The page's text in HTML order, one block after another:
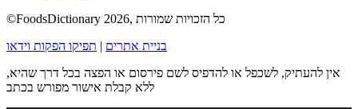
©FoodsDictionary 2026, כל הזכויות שמורות
בניית אתרים
תפיקו הפקות וידאו
אין להעתיק, לשכפל או להדפיס לשם פירסום או הפצה בכל דרך שהיא,
ללא קבלת אישור מפורש בכתב